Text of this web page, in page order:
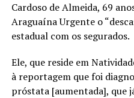
Cardoso de Almeida, 69
Araguaína Urgente o
estadual com os segurados.
Ele, que reside em
à reportagem que foi
próstata [aumentada], que